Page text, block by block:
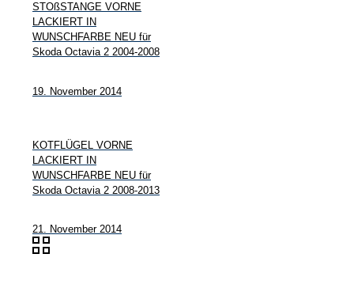
STOßSTANGE VORNE
LACKIERT IN
WUNSCHFARBE NEU für
Skoda Octavia 2 2004-2008
19. November 2014
KOTFLÜGEL VORNE
LACKIERT IN
WUNSCHFARBE NEU für
Skoda Octavia 2 2008-2013
21. November 2014